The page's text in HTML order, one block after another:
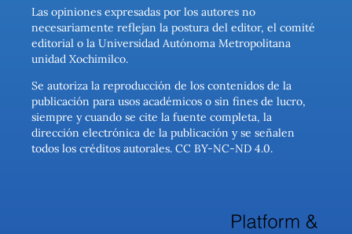
Las opiniones expresadas por los autores no
necesariamente reflejan la postura del editor, el comité
editorial o la Universidad Autónoma Metropolitana
unidad Xochimilco.
Se autoriza la reproducción de los contenidos de la
publicación para usos académicos o sin fines de lucro,
siempre y cuando se cite la fuente completa, la
dirección electrónica de la publicación y se señalen
todos los créditos autorales. CC BY-NC-ND 4.0.